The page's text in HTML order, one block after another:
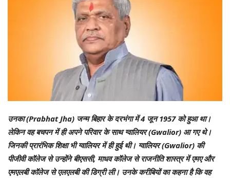
उनका (Prabhat Jha) जन्म बिहार के दरभंगा में 4 जून 1957 को हुआ था।
लेकिन वह बचपन में ही अपने परिवार के साथ ग्वालियर (Gwalior) आ गए थे।
जिनकी प्रारंभिक शिक्षा भी ग्वालियर में ही हुई थी। ग्वालियर (Gwalior) की
पीजीवी कॉलेज से उन्होंने बीएससी, माधव कॉलेज से राजनीति शास्त्र में एमए और
एमएलबी कॉलेज से एलएलबी की डिग्री ली। उनके करीबियों का कहना है कि वह